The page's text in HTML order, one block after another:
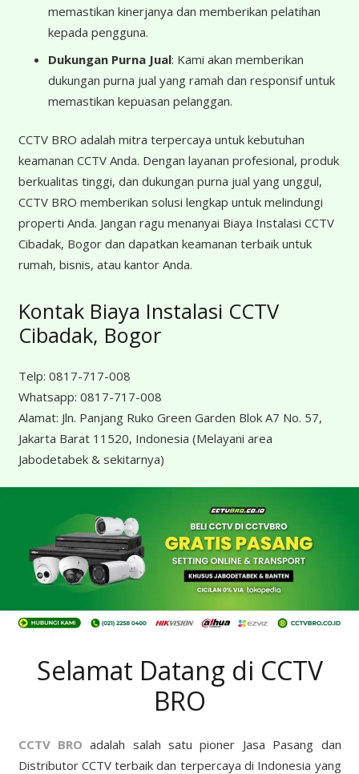
memastikan kinerjanya dan memberikan pelatihan
kepada pengguna.
Dukungan Purna Jual: Kami akan memberikan
dukungan purna jual yang ramah dan responsif untuk
memastikan kepuasan pelanggan.
CCTV BRO adalah mitra terpercaya untuk kebutuhan
keamanan CCTV Anda. Dengan layanan profesional, produk
berkualitas tinggi, dan dukungan purna jual yang unggul,
CCTV BRO memberikan solusi lengkap untuk melindungi
properti Anda. Jangan ragu menanyai Biaya Instalasi CCTV
Cibadak, Bogor dan dapatkan keamanan terbaik untuk
rumah, bisnis, atau kantor Anda.
Kontak Biaya Instalasi CCTV
Cibadak, Bogor
Telp: 0817-717-008
Whatsapp: 0817-717-008
Alamat: Jln. Panjang Ruko Green Garden Blok A7 No. 57,
Jakarta Barat 11520, Indonesia (Melayani area
Jabodetabek & sekitarnya)
Selamat Datang di CCTV
BRO
CCTV BRO adalah salah satu pioner Jasa Pasang dan
Distributor CCTV terbaik dan terpercaya di Indonesia yang